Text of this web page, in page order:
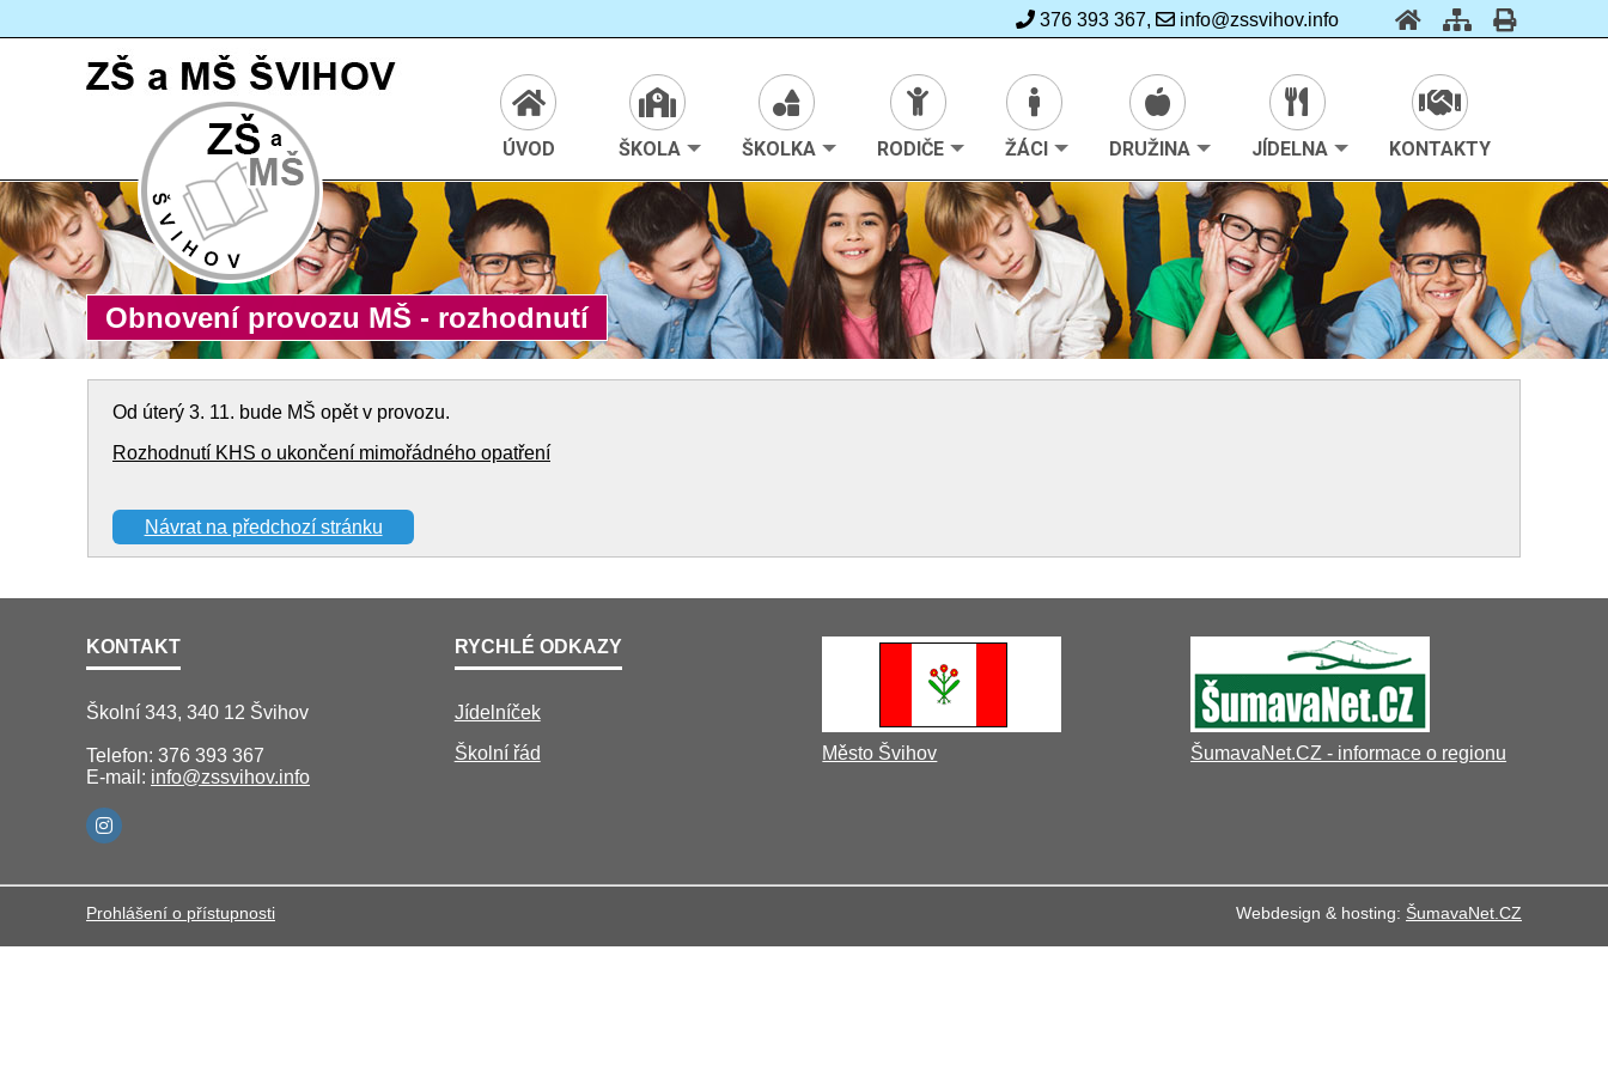
376 393 367, info@zssvihov.info
ÚVOD ŠKOLA ŠKOLKA RODIČE ŽÁCI DRUŽINA JÍDELNA KONTAKTY
Obnovení provozu MŠ - rozhodnutí
Od úterý 3. 11. bude MŠ opět v provozu.
Rozhodnutí KHS o ukončení mimořádného opatření
Návrat na předchozí stránku
KONTAKT
Školní 343, 340 12 Švihov
Telefon: 376 393 367
E-mail: info@zssvihov.info
RYCHLÉ ODKAZY
Jídelníček
Školní řád
Město Švihov ŠumavaNet.CZ - informace o regionu
Prohlášení o přístupnosti Webdesign & hosting: ŠumavaNet.CZ